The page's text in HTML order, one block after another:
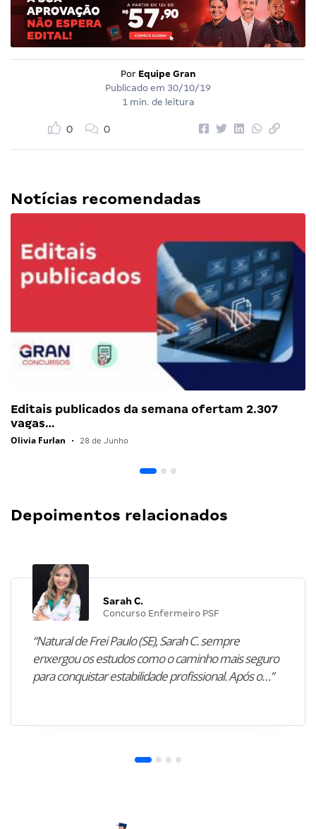
Por Equipe Gran
Publicado em 30/10/19
1 min. de leitura
0 0
Notícias recomendadas
Editais publicados da semana ofertam 2.307
vagas…
Olivia Furlan • 28 de Junho
Depoimentos relacionados
Sarah C.
Concurso Enfermeiro PSF
“Natural de Frei Paulo (SE), Sarah C. sempre
enxergou os estudos como o caminho mais seguro
para conquistar estabilidade profissional. Após o…”